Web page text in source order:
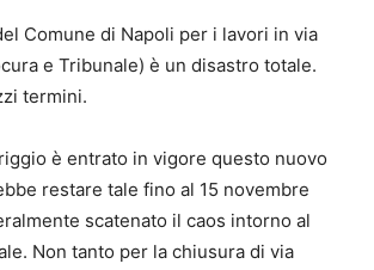
Comune di Napoli per i lavori in via
e Tribunale) è un disastro totale.
termini.
è entrato in vigore questo nuovo
restare tale fino al 15 novembre
scatenato il caos intorno al
Non tanto per la chiusura di via